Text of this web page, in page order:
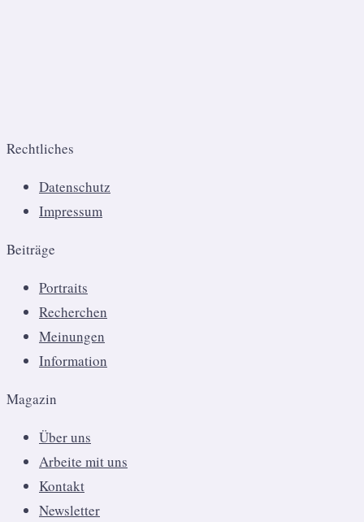
Rechtliches
Datenschutz
Impressum
Beiträge
Portraits
Recherchen
Meinungen
Information
Magazin
Über uns
Arbeite mit uns
Kontakt
Newsletter